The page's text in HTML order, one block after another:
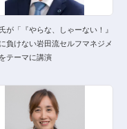
が「『やらな、しゃーない！』
負けない岩田流セルフマネジメ
テーマに講演